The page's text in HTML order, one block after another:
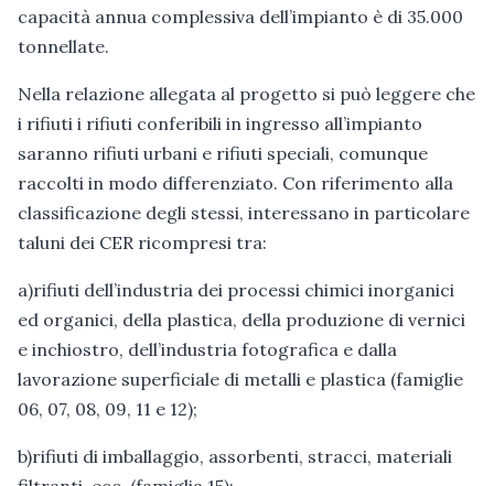
capacità annua complessiva dell’impianto è di 35.000
tonnellate.
Nella relazione allegata al progetto si può leggere che
i rifiuti i rifiuti conferibili in ingresso all’impianto
saranno rifiuti urbani e rifiuti speciali, comunque
raccolti in modo differenziato. Con riferimento alla
classificazione degli stessi, interessano in particolare
taluni dei CER ricompresi tra:
a)rifiuti dell’industria dei processi chimici inorganici
ed organici, della plastica, della produzione di vernici
e inchiostro, dell’industria fotografica e dalla
lavorazione superficiale di metalli e plastica (famiglie
06, 07, 08, 09, 11 e 12);
b)rifiuti di imballaggio, assorbenti, stracci, materiali